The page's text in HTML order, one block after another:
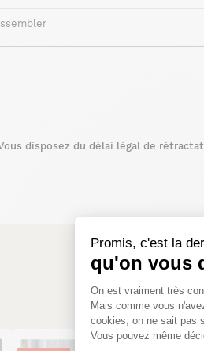
Promis, c'est la
qu'on vous
Plateforme
On est vraiment très
Mais comme vous
cookies, on ne sait pas
Vous pouvez même
disposez du délai légal de